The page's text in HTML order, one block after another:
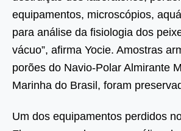
equipamentos, microscópios,
para análise da fisiologia dos
vácuo”, afirma Yocie. Amostras
porões do Navio-Polar Almirante
Marinha do Brasil, foram
Um dos equipamentos perdidos